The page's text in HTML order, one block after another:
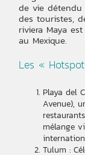
de vie détendu
des touristes,
riviera Maya
au Mexique.
Les «
Playa del
Avenue),
mélange
Tulum :